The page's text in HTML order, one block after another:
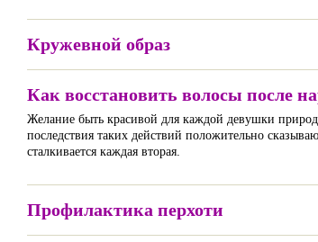
Кружевной образ
Как восстановить волосы после
Желание быть красивой для каждой девушки
последствия таких действий положительно
сталкивается каждая вторая.
Профилактика перхоти